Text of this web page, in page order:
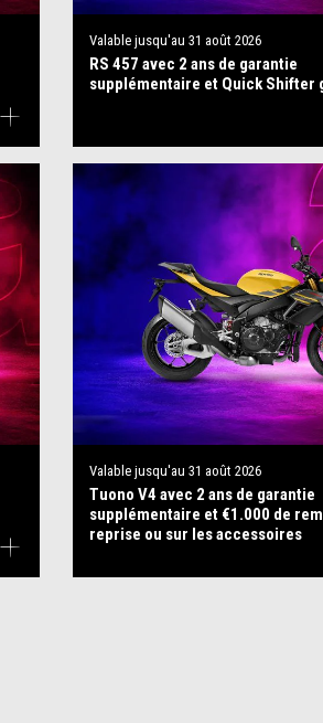
Valable jusqu'au 31 août 2026
RS 457 avec 2 ans de garantie
supplémentaire et Quick Shifter
Valable jusqu'au 31 août 2026
Tuono V4 avec 2 ans de garantie
supplémentaire et €1.000 de
reprise ou sur les accessoires